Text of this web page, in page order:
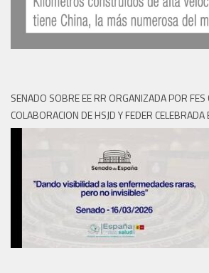
SENADO SOBRE EE RR ORGANIZADA POR FES
COLABORACION DE HSJD Y FEDER